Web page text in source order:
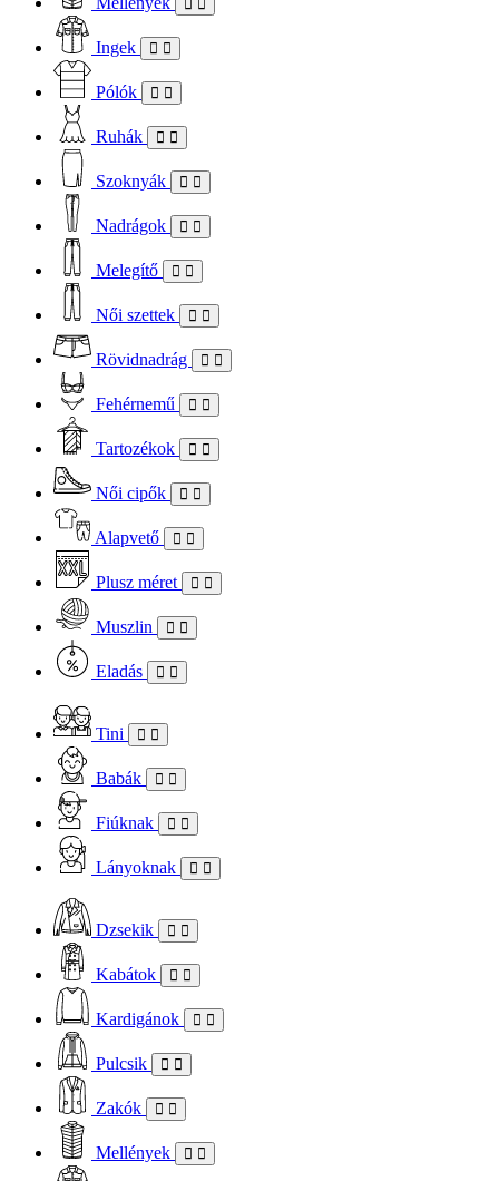
Ingek
Pólók
Ruhák
Szoknyák
Nadrágok
Melegítő
Női szettek
Rövidnadrág
Fehérnemű
Tartozékok
Női cipők
Alapvető
Plusz méret
Muszlin
Eladás
Tini
Babák
Fiúknak
Lányoknak
Dzsekik
Kabátok
Kardigánok
Pulcsik
Zakók
Mellények